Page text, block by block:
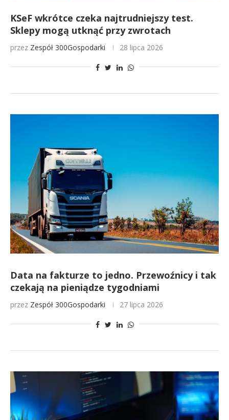
KSeF wkrótce czeka najtrudniejszy test.
Sklepy mogą utknąć przy zwrotach
przez Zespół 300Gospodarki 28 lipca 2026
Data na fakturze to jedno. Przewoźnicy i tak
czekają na pieniądze tygodniami
przez Zespół 300Gospodarki 27 lipca 2026